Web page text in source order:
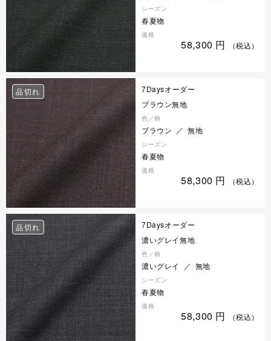
シーズン
春夏物
価格
58,300 円 （税込）
品切れ
7Daysオーダー
ブラウン無地
色／柄
ブラウン ／ 無地
シーズン
春夏物
価格
58,300 円 （税込）
品切れ
7Daysオーダー
濃いグレイ無地
色／柄
濃いグレイ ／ 無地
シーズン
春夏物
価格
58,300 円 （税込）